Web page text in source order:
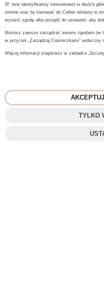
IP, inne identyfikatory internetowe) w dwóch
stronie oraz by kierować do Ciebie reklamy w
wyrazić zgodę albo przejdź do ustawień, aby
Możesz zawsze zarządzać swoimi zgodami (w
w przycisk „Zarządzaj Ciasteczkami” widoczny
Więcej informacji znajdziesz w zakładce
TYLKO
Kontakt
500 48 90 90